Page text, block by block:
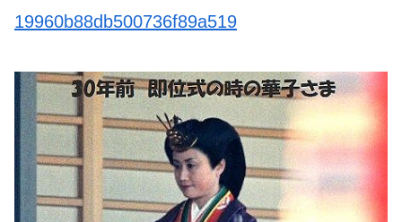
19960b88db500736f89a519